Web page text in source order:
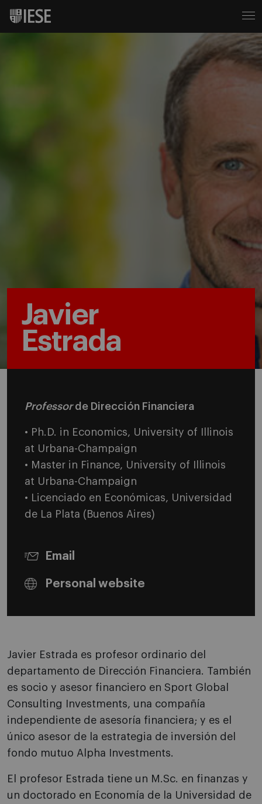
Javier
Estrada
Professorde Dirección Financiera
• Ph.D. in Economics, University of Illinois
at Urbana-Champaign
• Master in Finance, University of Illinois
at Urbana-Champaign
• Licenciado en Económicas, Universidad
de La Plata (Buenos Aires)
Email
Personal website
Javier Estrada es profesor ordinario del
departamento de Dirección Financiera. También
es socio y asesor financiero en Sport Global
Consulting Investments, una compañía
independiente de asesoría financiera; y es el
único asesor de la estrategia de inversión del
fondo mutuo Alpha Investments.
El profesor Estrada tiene un M.Sc. en finanzas y
un doctorado en Economía de la Universidad de